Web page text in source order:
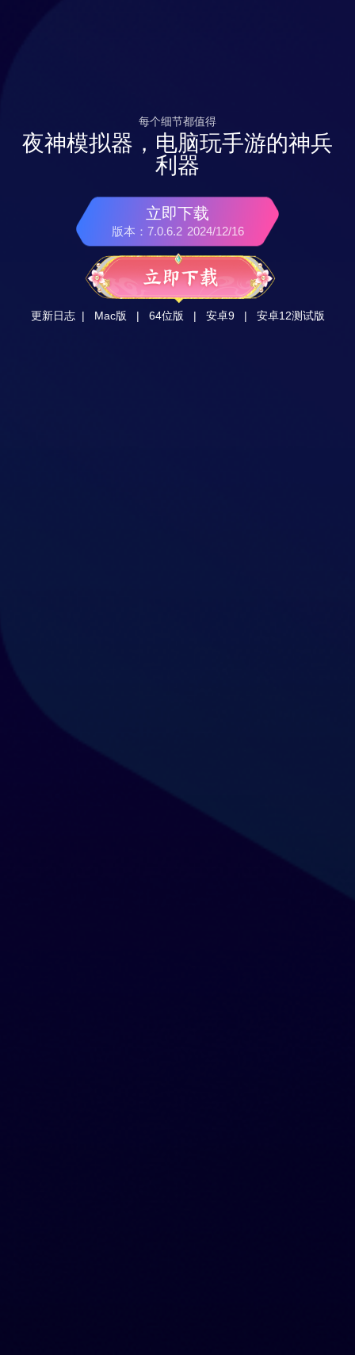
每个细节都值得
夜神模拟器，电脑玩手游的神兵
利器
立即下载
版本：7.0.6.2 2024/12/16
更新日志| Mac版 | 64位版 | 安卓9 | 安卓12测试版